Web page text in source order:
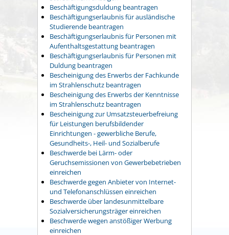
Beschäftigungsduldung beantragen
Beschäftigungserlaubnis für ausländische
Studierende beantragen
Beschäftigungserlaubnis für Personen mit
Aufenthaltsgestattung beantragen
Beschäftigungserlaubnis für Personen mit
Duldung beantragen
Bescheinigung des Erwerbs der Fachkunde
im Strahlenschutz beantragen
Bescheinigung des Erwerbs der Kenntnisse
im Strahlenschutz beantragen
Bescheinigung zur Umsatzsteuerbefreiung
für Leistungen berufsbildender
Einrichtungen - gewerbliche Berufe,
Gesundheits-, Heil- und Sozialberufe
Beschwerde bei Lärm- oder
Geruchsemissionen von Gewerbebetrieben
einreichen
Beschwerde gegen Anbieter von Internet-
und Telefonanschlüssen einreichen
Beschwerde über landesunmittelbare
Sozialversicherungsträger einreichen
Beschwerde wegen anstößiger Werbung
einreichen